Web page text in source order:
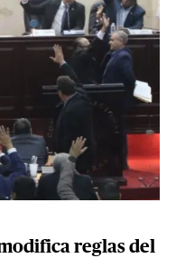
reglas del